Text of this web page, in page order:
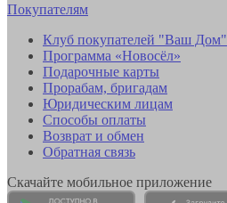
Покупателям
Клуб покупателей "Ваш Дом"
Программа «Новосёл»
Подарочные карты
Прорабам, бригадам
Юридическим лицам
Способы оплаты
Возврат и обмен
Обратная связь
Скачайте мобильное приложение